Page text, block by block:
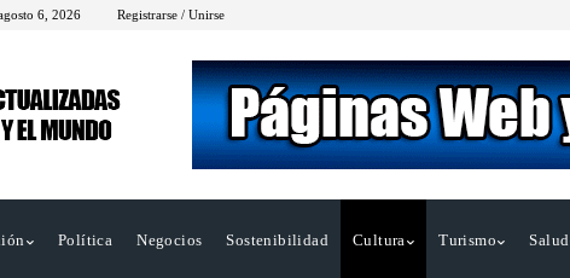
6, 2026 Registrarse / Unirse
Política Negocios Sostenibilidad Cultura Turismo Salud